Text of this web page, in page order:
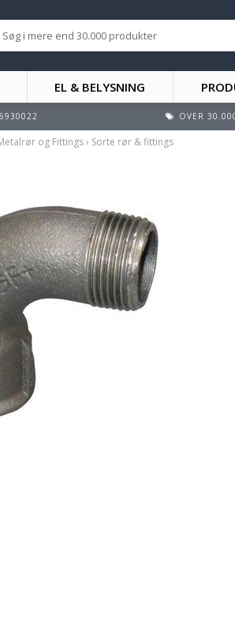
EL & BELYSNING
OVER
og Fittings› Sorte rør & fittings